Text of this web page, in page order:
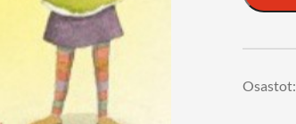
Osastot: